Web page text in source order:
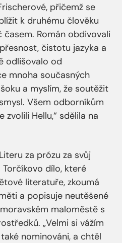
přičemž se
k druhému člověku
Román obdivovali
čistotu jazyka a
odlišovalo od
mnoha současných
a myslím, že soutěžit
Všem odborníkům
zvolili Hellu,“ sdělila na
za prózu za svůj
dílo, které
literatuře, zkoumá
a popisuje neutěšené
maloměstě s
„Velmi si vážím
nominováni, a chtěl